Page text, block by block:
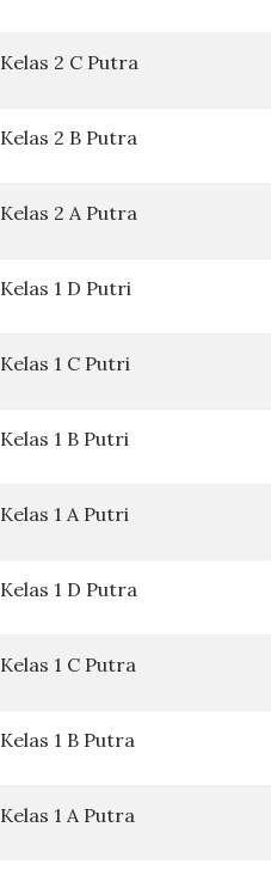
Kelas 2 C Putra
Kelas 2 B Putra
Kelas 2 A Putra
Kelas 1 D Putri
Kelas 1 C Putri
Kelas 1 B Putri
Kelas 1 A Putri
Kelas 1 D Putra
Kelas 1 C Putra
Kelas 1 B Putra
Kelas 1 A Putra